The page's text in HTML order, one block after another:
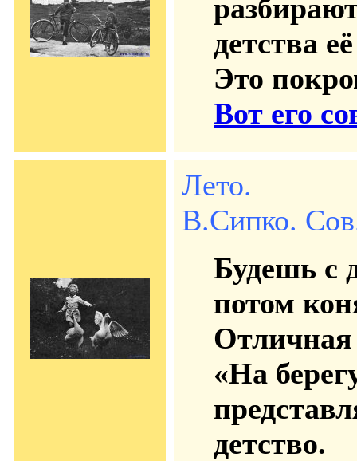
детства
Это
Вот его
Лето.
В.Сипко.
Будешь с
потом
«На
детство.